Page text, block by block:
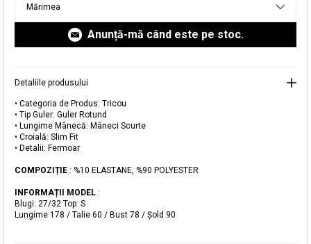
Mărimea
Anunță-mă când este pe stoc.
Detaliile produsului
• Categoria de Produs: Tricou
• Tip Guler: Guler Rotund
• Lungime Mânecă: Mâneci Scurte
• Croială: Slim Fit
• Detalii: Fermoar
COMPOZIȚIE : %10 ELASTANE, %90 POLYESTER
INFORMAȚII MODEL :
Blugi: 27/32 Top: S
Lungime 178 / Talie 60 / Bust 78 / Şold 90
Puteți ajunge la magazinul KOTON pe care îl căutați
Adăugat în coș
Tricou Sport Slim Fit cu Fermoar